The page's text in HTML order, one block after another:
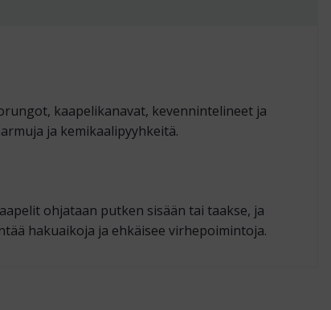
kaapeli­kanavat, kevennin­telineet ja
ja kemikaali­pyyhkeitä.
ohjataan putken sisään tai taakse, ja
haku­aikoja ja ehkäisee virhe­poimintoja.